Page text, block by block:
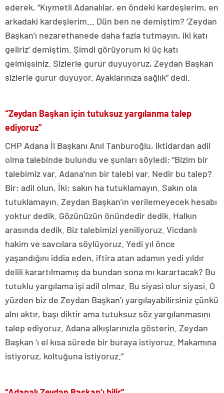
ederek, “Kıymetli Adanalılar, en öndeki kardeşlerim, en
arkadaki kardeşlerim… Dün ben ne demiştim? ‘Zeydan
Başkan’ı nezarethanede daha fazla tutmayın, iki katı
geliriz’ demiştim. Şimdi görüyorum ki üç katı
gelmişsiniz. Sizlerle gurur duyuyoruz, Zeydan Başkan
sizlerle gurur duyuyor. Ayaklarınıza sağlık” dedi.
“Zeydan Başkan için tutuksuz yargılanma talep
ediyoruz”
CHP Adana İl Başkanı Anıl Tanburoğlu, iktidardan adil
olma talebinde bulundu ve şunları söyledi: “Bizim bir
talebimiz var. Adana’nın bir talebi var. Nedir bu talep?
Bir; adil olun, İki; sakın ha tutuklamayın. Sakın ola
tutuklamayın. Zeydan Başkan’ın verilemeyecek hesabı
yoktur dedik. Gözünüzün önündedir dedik. Halkın
arasında dedik. Biz talebimizi yeniliyoruz. Vicdanlı
hakim ve savcılara söylüyoruz. Yedi yıl önce
yaşandığını iddia eden, iftira atan adamın yedi yıldır
delili karartılmamış da bundan sona mı karartacak? Bu
tutuklu yargılama işi adil olmaz. Bu siyasi olur siyasi. O
yüzden biz de Zeydan Başkan’ı yargılayabilirsiniz çünkü
alnı aktır, başı diktir ama tutuksuz söz yargılanmasını
talep ediyoruz. Adana alkışlarınızla gösterin. Zeydan
Başkan ‘ı el kısa sürede bir buraya istiyoruz. Makamına
istiyoruz, koltuğuna istiyoruz.”